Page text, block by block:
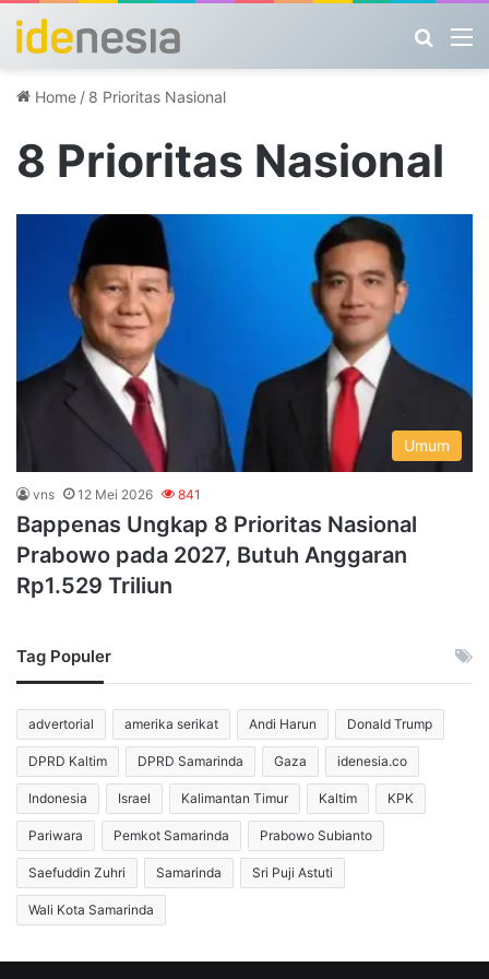
Home / 8 Prioritas Nasional
8 Prioritas Nasional
Umum
vns 12 Mei 2026 841
Bappenas Ungkap 8 Prioritas Nasional
Prabowo pada 2027, Butuh Anggaran
Rp1.529 Triliun
Tag Populer
advertorial amerika serikat Andi Harun Donald Trump
DPRD Kaltim DPRD Samarinda Gaza idenesia.co
Indonesia Israel Kalimantan Timur Kaltim KPK
Pariwara Pemkot Samarinda Prabowo Subianto
Saefuddin Zuhri Samarinda Sri Puji Astuti
Wali Kota Samarinda